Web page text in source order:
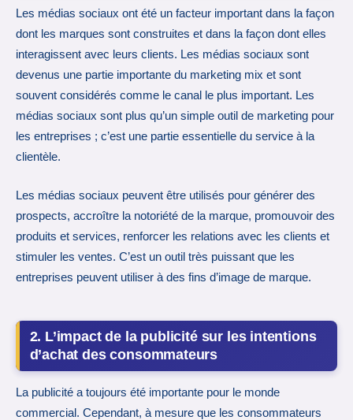
Les médias sociaux ont été un facteur important dans la façon
dont les marques sont construites et dans la façon dont elles
interagissent avec leurs clients. Les médias sociaux sont
devenus une partie importante du marketing mix et sont
souvent considérés comme le canal le plus important. Les
médias sociaux sont plus qu’un simple outil de marketing pour
les entreprises ; c’est une partie essentielle du service à la
clientèle.
Les médias sociaux peuvent être utilisés pour générer des
prospects, accroître la notoriété de la marque, promouvoir des
produits et services, renforcer les relations avec les clients et
stimuler les ventes. C’est un outil très puissant que les
entreprises peuvent utiliser à des fins d’image de marque.
2. L’impact de la publicité sur les intentions
d’achat des consommateurs
La publicité a toujours été importante pour le monde
commercial. Cependant, à mesure que les consommateurs